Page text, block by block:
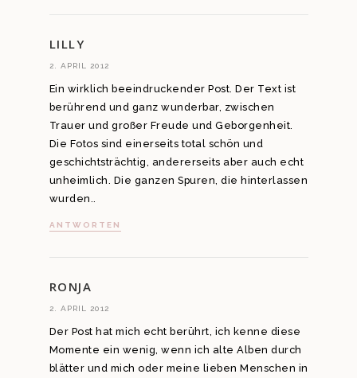
LILLY
2. APRIL 2012
Ein wirklich beeindruckender Post. Der Text ist
berührend und ganz wunderbar, zwischen
Trauer und großer Freude und Geborgenheit.
Die Fotos sind einerseits total schön und
geschichtsträchtig, andererseits aber auch echt
unheimlich. Die ganzen Spuren, die hinterlassen
wurden..
ANTWORTEN
RONJA
2. APRIL 2012
Der Post hat mich echt berührt, ich kenne diese
Momente ein wenig, wenn ich alte Alben durch
blätter und mich oder meine lieben Menschen in